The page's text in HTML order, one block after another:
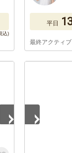
平日
最終アクティ